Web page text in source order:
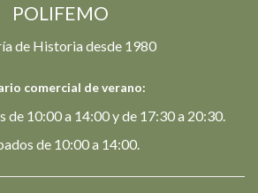
POLIFEMO
de Historia desde 1980
comercial de verano:
de 10:00 a 14:00 y de 17:30 a 20:30.
de 10:00 a 14:00.